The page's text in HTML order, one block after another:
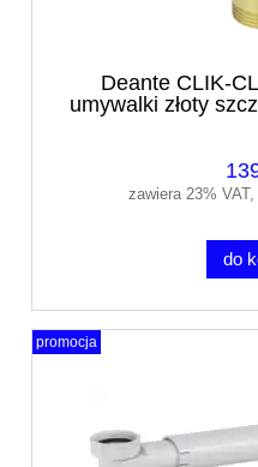
Deante CLIK-
umywalki złoty
zawiera 23%
do
promocja